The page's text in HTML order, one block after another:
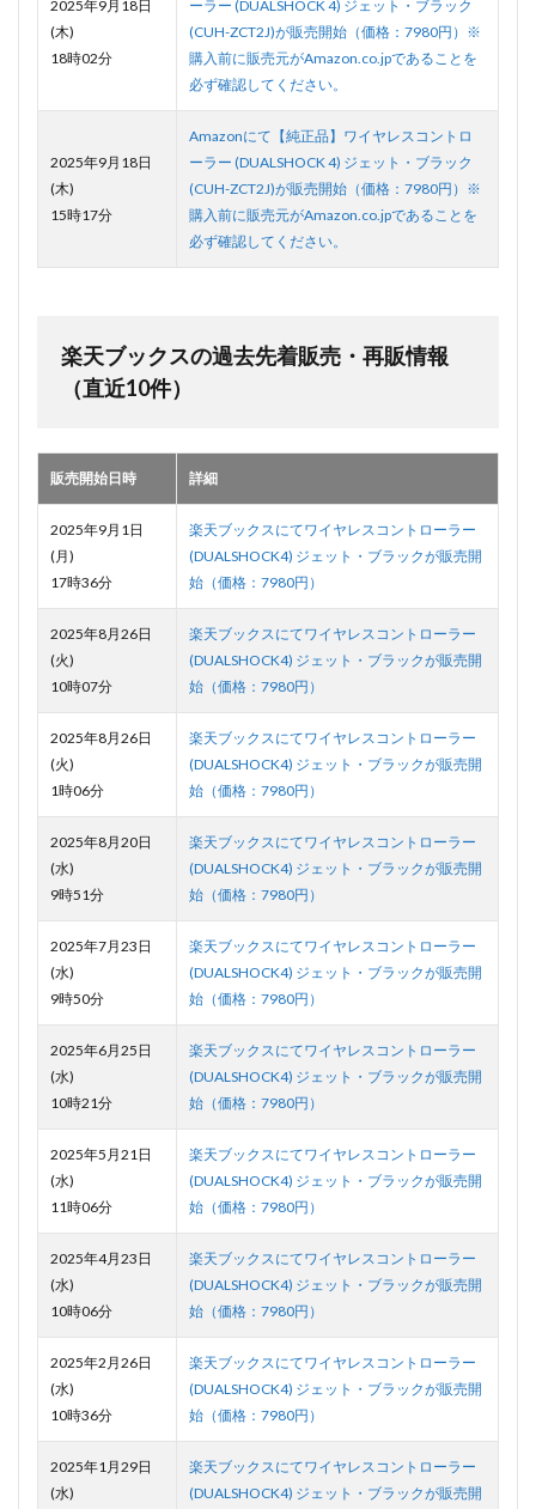
2025年9月18日
(木)
18時02分
ーラー (DUALSHOCK 4) ジェット・ブラック
(CUH-ZCT2J)が販売開始（価格：7980円）※
購入前に販売元がAmazon.co.jpであることを
必ず確認してください。
2025年9月18日
(木)
15時17分
Amazonにて【純正品】ワイヤレスコントロ
ーラー (DUALSHOCK 4) ジェット・ブラック
(CUH-ZCT2J)が販売開始（価格：7980円）※
購入前に販売元がAmazon.co.jpであることを
必ず確認してください。
楽天ブックスの過去先着販売・再販情報
（直近10件）
販売開始日時 詳細
2025年9月1日
(月)
17時36分
楽天ブックスにてワイヤレスコントローラー
(DUALSHOCK4) ジェット・ブラックが販売開
始（価格：7980円）
2025年8月26日
(火)
10時07分
楽天ブックスにてワイヤレスコントローラー
(DUALSHOCK4) ジェット・ブラックが販売開
始（価格：7980円）
2025年8月26日
(火)
1時06分
楽天ブックスにてワイヤレスコントローラー
(DUALSHOCK4) ジェット・ブラックが販売開
始（価格：7980円）
2025年8月20日
(水)
9時51分
楽天ブックスにてワイヤレスコントローラー
(DUALSHOCK4) ジェット・ブラックが販売開
始（価格：7980円）
2025年7月23日
(水)
9時50分
楽天ブックスにてワイヤレスコントローラー
(DUALSHOCK4) ジェット・ブラックが販売開
始（価格：7980円）
2025年6月25日
(水)
10時21分
楽天ブックスにてワイヤレスコントローラー
(DUALSHOCK4) ジェット・ブラックが販売開
始（価格：7980円）
2025年5月21日
(水)
11時06分
楽天ブックスにてワイヤレスコントローラー
(DUALSHOCK4) ジェット・ブラックが販売開
始（価格：7980円）
2025年4月23日
(水)
10時06分
楽天ブックスにてワイヤレスコントローラー
(DUALSHOCK4) ジェット・ブラックが販売開
始（価格：7980円）
2025年2月26日
(水)
10時36分
楽天ブックスにてワイヤレスコントローラー
(DUALSHOCK4) ジェット・ブラックが販売開
始（価格：7980円）
2025年1月29日
(水)
楽天ブックスにてワイヤレスコントローラー
(DUALSHOCK4) ジェット・ブラックが販売開